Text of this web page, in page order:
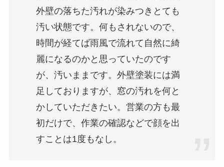
外壁の落ちた汚れが染みつきとても
汚い状態です。何もされないので、
時間が経てば雨風で流れて自然に綺
麗になるのかと思っていたのです
が、汚いままです。外壁塗装には満
足しておりますが、窓の汚れを何と
かしていただきたい。営業の方も最
初だけで、作業の確認などで顔を出
すことは1度もなし。